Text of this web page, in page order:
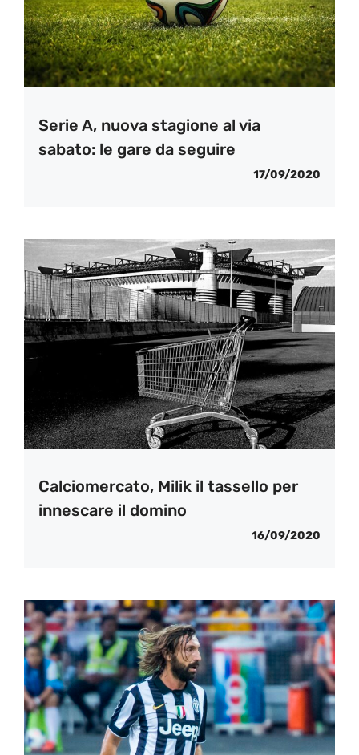
Serie A, nuova stagione al via
sabato: le gare da seguire
17/09/2020
Calciomercato, Milik il tassello per
innescare il domino
16/09/2020